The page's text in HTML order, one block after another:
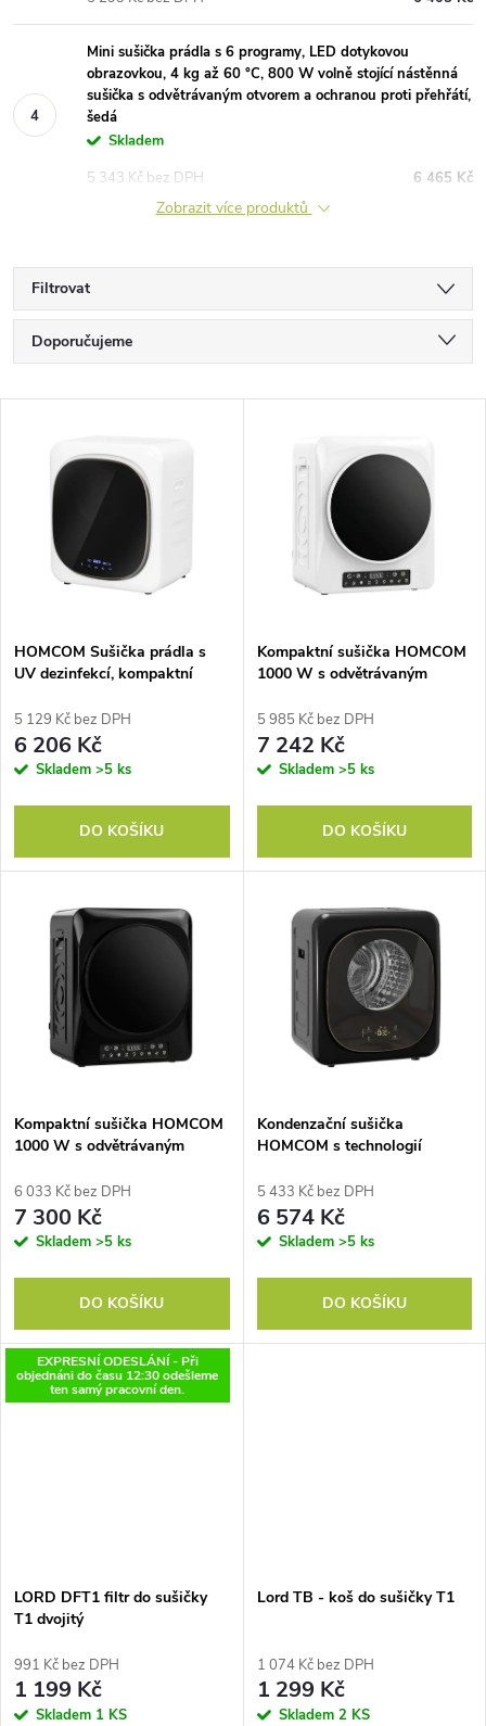
Mini sušička prádla s 6 programy, LED dotykovou
obrazovkou, 4 kg až 60 °C, 800 W volně stojící nástěnná
sušička s odvětrávaným otvorem a ochranou proti přehřátí,
šedá
Skladem
6 465 Kč
5 343 Kč bez DPH
Zobrazit více produktů
Filtrovat
Ř
a
p
r
o
u
Doporučujeme
Nejprodávanější
Abecedně
s
p
r
o
d
HOMCOM Sušička prádla s
UV dezinfekcí, kompaktní
nerezová ocel, bílá
5 129 Kč bez DPH
6 206 Kč
Skladem >5 ks
DO KOŠÍKU
Kompaktní sušička HOMCOM
1000 W s odvětrávaným
ECO, časovačem a nastavením
teploty, bílá
5 985 Kč bez DPH
7 242 Kč
Skladem >5 ks
DO KOŠÍKU
Kompaktní sušička HOMCOM
1000 W s odvětrávaným
ECO, časovačem a nastavením
teploty, černá
6 033 Kč bez DPH
7 300 Kč
Skladem >5 ks
DO KOŠÍKU
Kondenzační sušička
HOMCOM s technologií
jednotka, měsíční financování
5 433 Kč bez DPH
6 574 Kč
Skladem >5 ks
DO KOŠÍKU
EXPRESNÍ ODESLÁNÍ - Při
objednáni do času 12:30 odešleme
ten samý pracovní den.
LORD DFT1 filtr do sušičky
T1 dvojitý
991 Kč bez DPH
1 199 Kč
Skladem 1 KS
Lord TB - koš do sušičky T1
1 074 Kč bez DPH
1 299 Kč
Skladem 2 KS